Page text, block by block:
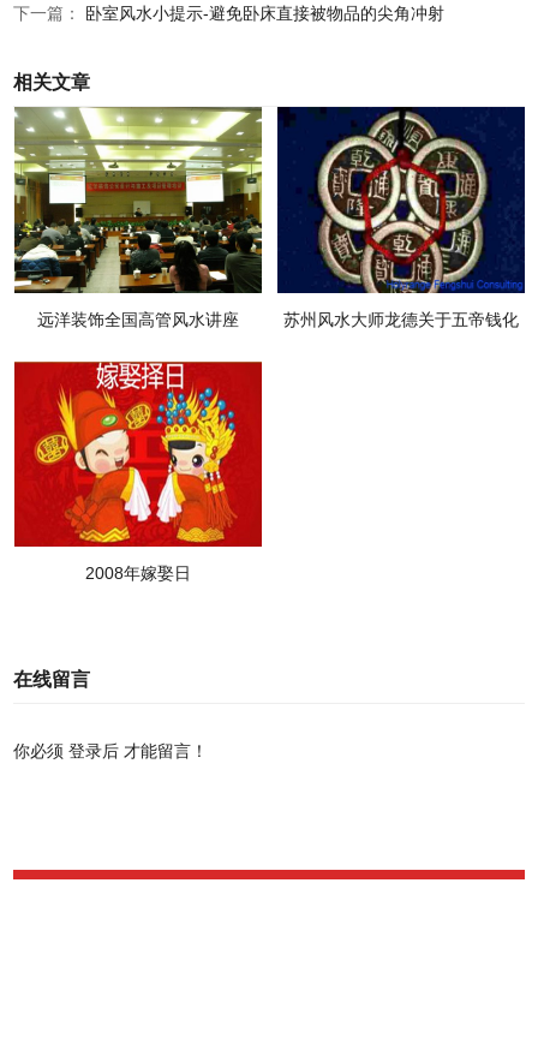
下一篇： 卧室风水小提示-避免卧床直接被物品的尖角冲射
相关文章
远洋装饰全国高管风水讲座
苏州风水大师龙德关于五帝钱化
2008年嫁娶日
在线留言
你必须登录后 才能留言！